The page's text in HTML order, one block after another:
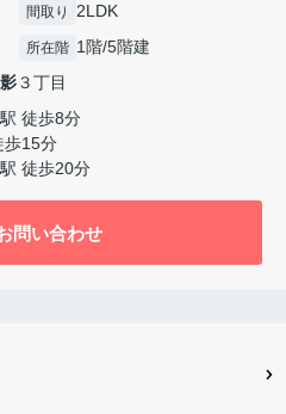
間取り 2LDK
所在階 1階/5階建
３丁目
駅 徒歩8分
歩15分
駅 徒歩20分
問い合わせ